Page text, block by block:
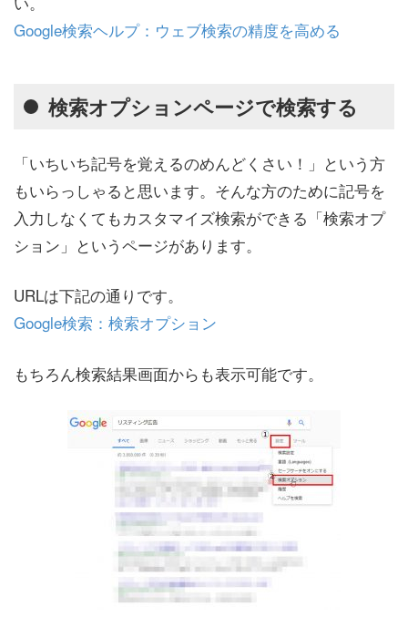
Google検索ヘルプ：ウェブ検索の精度を高める
検索オプションページで検索する
「いちいち記号を覚えるのめんどくさい！」という方
もいらっしゃると思います。そんな方のために記号を
入力しなくてもカスタマイズ検索ができる「検索オプ
ション」というページがあります。
URLは下記の通りです。
Google検索：検索オプション
もちろん検索結果画面からも表示可能です。